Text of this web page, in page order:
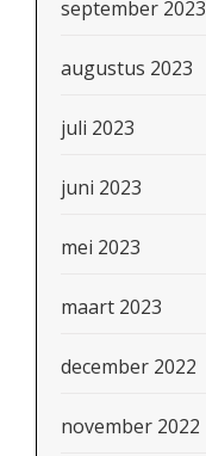
september 2023
augustus 2023
juli 2023
juni 2023
mei 2023
maart 2023
december 2022
november 2022